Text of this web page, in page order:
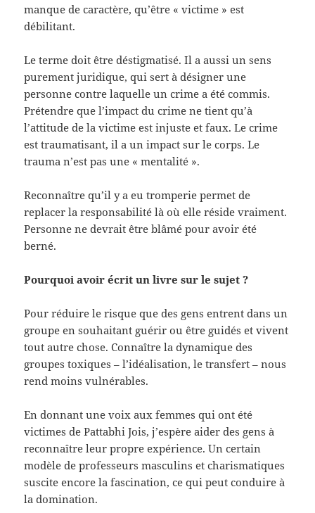
manque de caractère, qu’être « victime » est
débilitant.
Le terme doit être déstigmatisé. Il a aussi un sens
purement juridique, qui sert à désigner une
personne contre laquelle un crime a été commis.
Prétendre que l’impact du crime ne tient qu’à
l’attitude de la victime est injuste et faux. Le crime
est traumatisant, il a un impact sur le corps. Le
trauma n’est pas une « mentalité ».
Reconnaître qu’il y a eu tromperie permet de
replacer la responsabilité là où elle réside vraiment.
Personne ne devrait être blâmé pour avoir été
berné.
Pourquoi avoir écrit un livre sur le sujet ?
Pour réduire le risque que des gens entrent dans un
groupe en souhaitant guérir ou être guidés et vivent
tout autre chose. Connaître la dynamique des
groupes toxiques – l’idéalisation, le transfert – nous
rend moins vulnérables.
En donnant une voix aux femmes qui ont été
victimes de Pattabhi Jois, j’espère aider des gens à
reconnaître leur propre expérience. Un certain
modèle de professeurs masculins et charismatiques
suscite encore la fascination, ce qui peut conduire à
la domination.